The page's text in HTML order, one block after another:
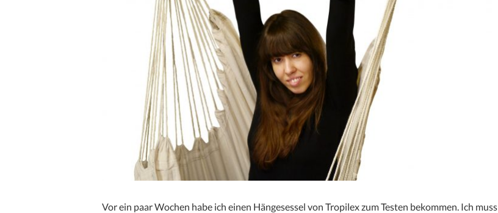
Vor ein paar Wochen habe ich einen Hängesessel von Tropilex zum Testen bekommen. Ich muss